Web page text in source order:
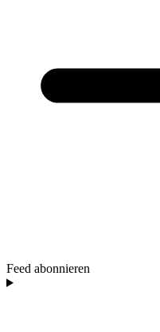
Feed abonnieren